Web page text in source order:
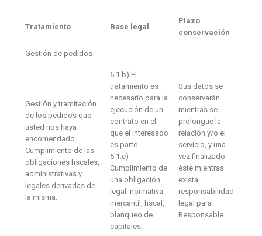
Tratamiento Base legal
Plazo
conservación
Gestión de pedidos
Gestión y tramitación
de los pedidos que
usted nos haya
encomendado.
Cumplimiento de las
obligaciones fiscales,
administrativas y
legales derivadas de
la misma.
6.1.b) El
tratamiento es
necesario para la
ejecución de un
contrato en el
que el interesado
es parte.
6.1.c)
Cumplimiento de
una obligación
legal: normativa
mercantil, fiscal,
blanqueo de
capitales.
Sus datos se
conservarán
mientras se
prolongue la
relación y/o el
servicio, y una
vez finalizado
éste mientras
exista
responsabilidad
legal para
Responsable.